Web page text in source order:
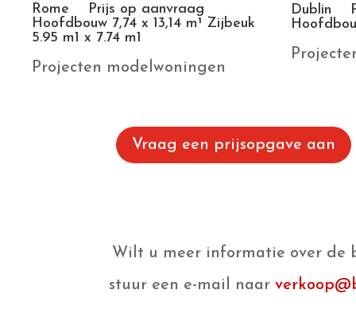
Rome Prijs op aanvraag
Hoofdbouw 7,74 x 13,14 m¹ Zijbeuk
5.95 m1 x 7.74 m1
Projecten modelwoningen
Dublin
Vraag een prijsopgave aan
Wilt u meer informatie over de
stuur een e-mail naar